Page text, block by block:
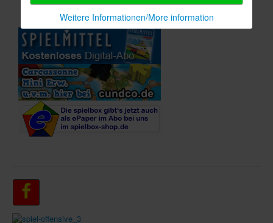
Weitere Informationen/More information